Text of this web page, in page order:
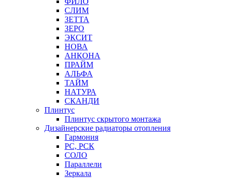
СЛИМ
ЗЕТТА
ЗЕРО
ЭКСИТ
НОВА
АНКОНА
ПРАЙМ
АЛЬФА
ТАЙМ
НАТУРА
СКАНДИ
Плинтус
Плинтус скрытого монтажа
Дизайнерские радиаторы отопления
Гармония
РС, РСК
СОЛО
Параллели
Зеркала